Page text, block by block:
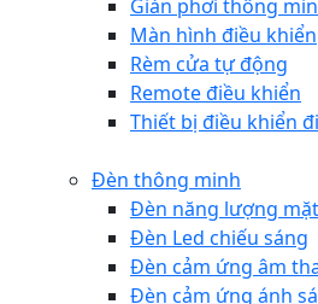
Giàn phơi thông
Màn hình điều khiển
Rèm cửa tự động
Remote điều khiển
Thiết bị điều khiển
Đèn thông minh
Đèn năng lượng
Đèn Led chiếu sáng
Đèn cảm ứng âm
Đèn cảm ứng ánh